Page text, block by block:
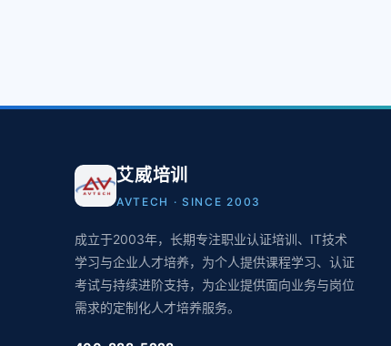
艾威培训
AVTECH · SINCE 2003
成立于2003年，长期专注职业认证培训、IT技术
学习与企业人才培养，为个人提供课程学习、认证
考试与持续进阶支持，为企业提供面向业务与岗位
需求的定制化人才培养服务。